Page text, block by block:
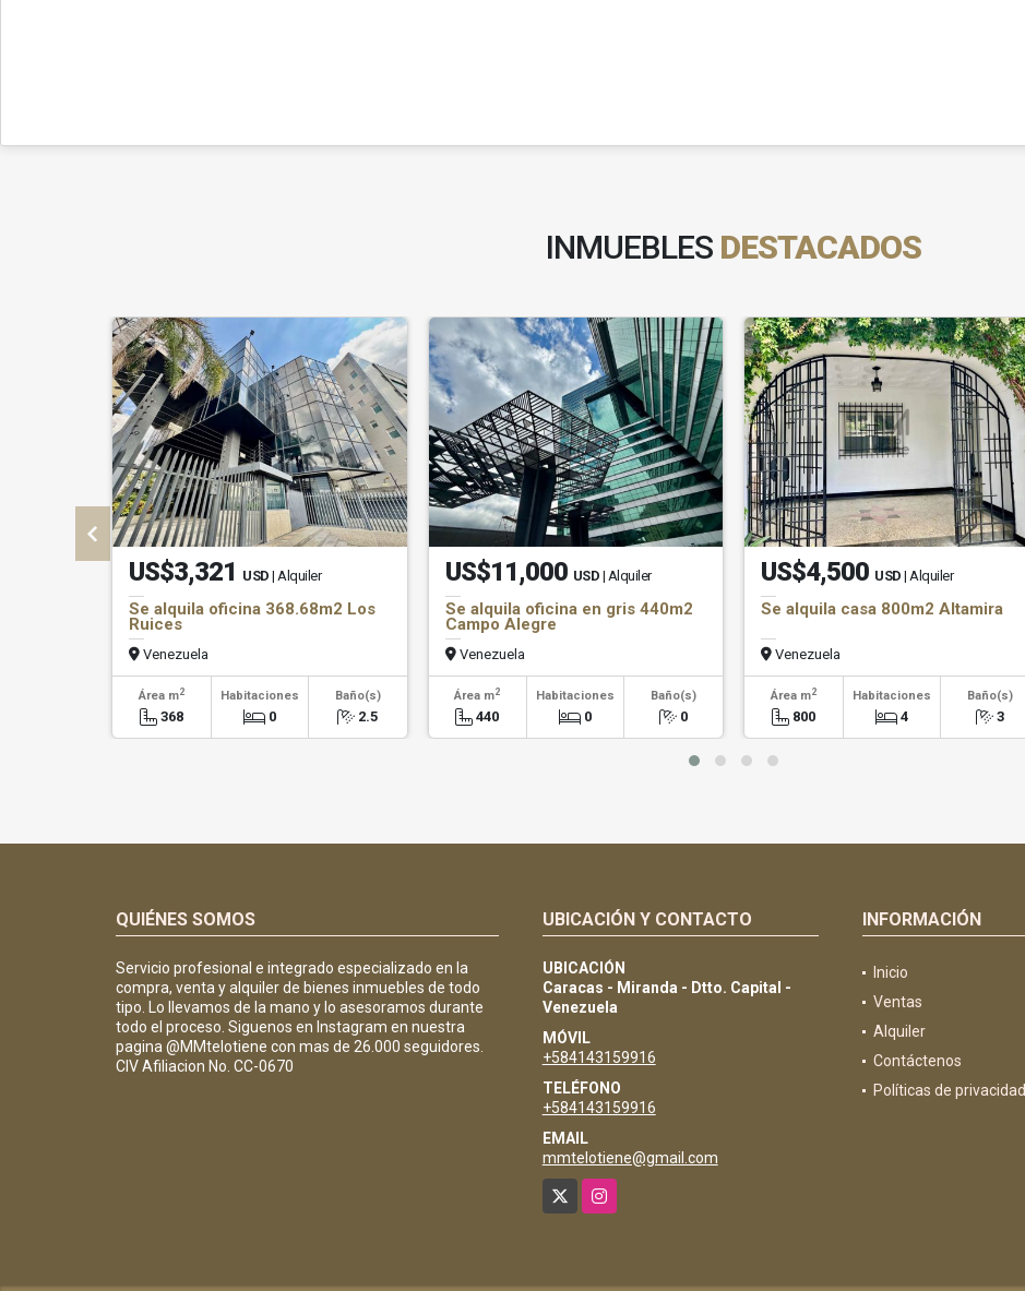
INMUEBLES DESTACADOS
US$3,321 USD | Alquiler
Se alquila oficina 368.68m2 Los
Ruices
Venezuela
Área m2
368
Habitaciones
0
Baño(s)
2.5
US$11,000 USD | Alquiler
Se alquila oficina en gris 440m2
Campo Alegre
Venezuela
Área m2
440
Habitaciones
0
Baño(s)
0
US$4,500 USD | Alquiler
Se alquila casa 800m2 Altamira
Venezuela
Área m2
800
Habitaciones
4
Baño(s)
3
QUIÉNES SOMOS
Servicio profesional e integrado especializado en la
compra, venta y alquiler de bienes inmuebles de todo
tipo. Lo llevamos de la mano y lo asesoramos durante
todo el proceso. Siguenos en Instagram en nuestra
pagina @MMtelotiene con mas de 26.000 seguidores.
CIV Afiliacion No. CC-0670
UBICACIÓN Y CONTACTO
UBICACIÓN
Caracas - Miranda - Dtto. Capital -
Venezuela
MÓVIL
+584143159916
TELÉFONO
+584143159916
EMAIL
mmtelotiene@gmail.com
Instagram
INFORMACIÓN
Inicio
Ventas
Alquiler
Contáctenos
Políticas de privacidad